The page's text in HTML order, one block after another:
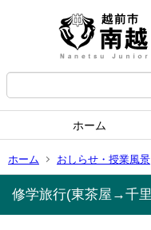
ホーム
ホーム おしらせ・授業風景
修学旅行(東茶屋→千